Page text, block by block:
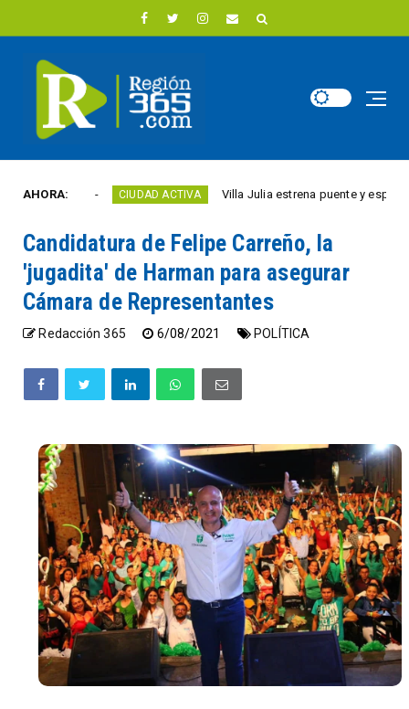
AHORA:
año CIUDAD ACTIVA Villa Julia estrena puente y espacios
Candidatura de Felipe Carreño, la
'jugadita' de Harman para asegurar
Cámara de Representantes
Redacción 365 6/08/2021 POLÍTICA